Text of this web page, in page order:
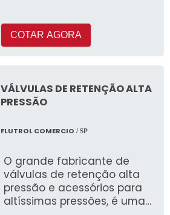
COTAR AGORA
VÁLVULAS DE RETENÇÃO ALTA
PRESSÃO
FLUTROL COMERCIO / SP
O grande fabricante de
válvulas de retenção alta
pressão e acessórios para
altíssimas pressões, é uma